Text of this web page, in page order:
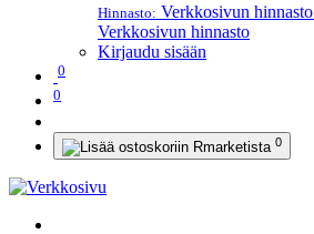
Hinnasto: Verkkosivun hinnasto
Verkkosivun hinnasto
Kirjaudu sisään
0
0
0